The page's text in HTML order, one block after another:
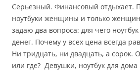
Серьезный. Финансовый отдыхает.
ноутбуки женщины и только
задаю два вопроса: для чего ноутбук
денег. Почему у всех цена всегда
Ни тридцать, ни двадцать, а сорок.
или где? Девушки, ноутбук для